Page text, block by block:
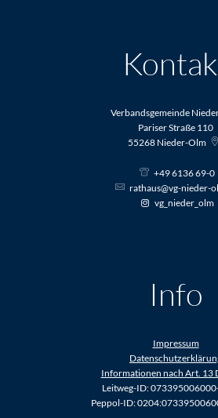
Verbandsgemeinde
Pariser Straße 110
55268 Nieder-Olm
+49 6136 69-0
rathaus@vg-nieder-
vg_nieder_olm
Info
Impressum
Informationen nach Art. 13
Leitweg-ID:
Peppol-ID: